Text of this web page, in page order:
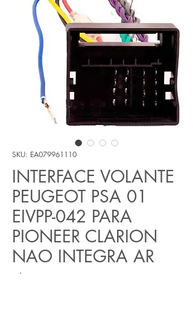
SKU: EA079961110
INTERFACE VOLANTE
PEUGEOT PSA 01
EIVPP-042 PARA
PIONEER CLARION
NAO INTEGRA AR
R$ 638,40